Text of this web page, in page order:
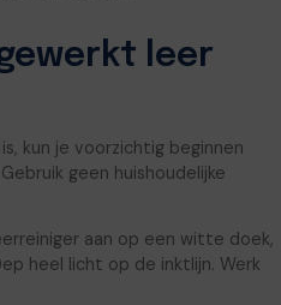
leer
kun je voorzichtig beginnen
geen huishoudelijke
aan op een witte doek,
heel licht op de inktlijn. Werk